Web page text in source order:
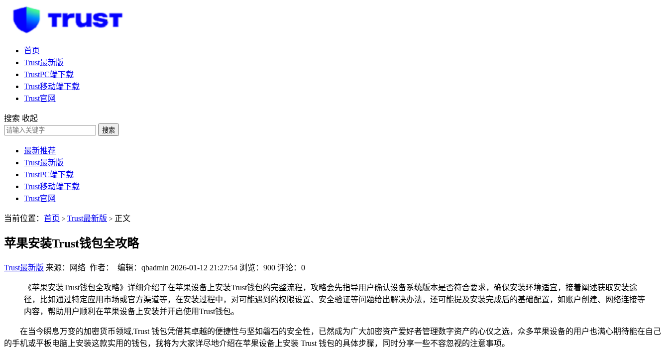
首页
Trust最新版
TrustPC端下载
Trust移动端下载
Trust官网
搜索 收起
搜索
最新推荐
Trust最新版
TrustPC端下载
Trust移动端下载
Trust官网
当前位置： 首页 > Trust最新版 > 正文
苹果安装Trust钱包全攻略
Trust最新版 来源：网络 作者： 编辑：qbadmin 2026-01-12 21:27:54 浏览：900 评论：0
《苹果安装Trust钱包全攻略》详细介绍了在苹果设备上安装Trust钱包的完整流程，攻略会先指导用户确认设备系统版本是否符合要求，确保安装环境适宜，接着阐述获取安装途
径，比如通过特定应用市场或官方渠道等，在安装过程中，对可能遇到的权限设置、安全验证等问题给出解决办法，还可能提及安装完成后的基础配置，如账户创建、网络连接等
内容，帮助用户顺利在苹果设备上安装并开启使用Trust钱包。
在当今瞬息万变的加密货币领域,Trust 钱包凭借其卓越的便捷性与坚如磐石的安全性，已然成为广大加密资产爱好者管理数字资产的心仪之选，众多苹果设备的用户也满心期待能在自己
的手机或平板电脑上安装这款实用的钱包，我将为大家详尽地介绍在苹果设备上安装 Trust 钱包的具体步骤，同时分享一些不容忽视的注意事项。